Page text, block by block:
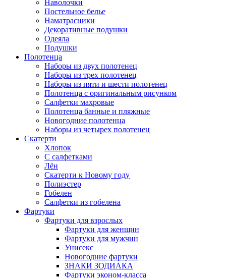
Наволочки
Постельное белье
Наматрасники
Декоративные подушки
Одеяла
Подушки
Полотенца
Наборы из двух полотенец
Наборы из трех полотенец
Наборы из пяти и шести полотенец
Полотенца с оригинальным рисунком
Салфетки махровые
Полотенца банные и пляжные
Новогодние полотенца
Наборы из четырех полотенец
Скатерти
Хлопок
С салфетками
Лён
Скатерти к Новому году
Полиэстер
Гобелен
Салфетки из гобелена
Фартуки
Фартуки для взрослых
Фартуки для женщин
Фартуки для мужчин
Унисекс
Новогодние фартуки
ЗНАКИ ЗОДИАКА
Фартуки эконом-класса